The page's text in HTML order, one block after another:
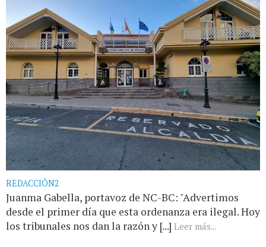
REDACCIÓN2
Juanma Gabella, portavoz de NC-BC: "Advertimos
desde el primer día que esta ordenanza era ilegal. Hoy
los tribunales nos dan la razón y [...] Leer más...